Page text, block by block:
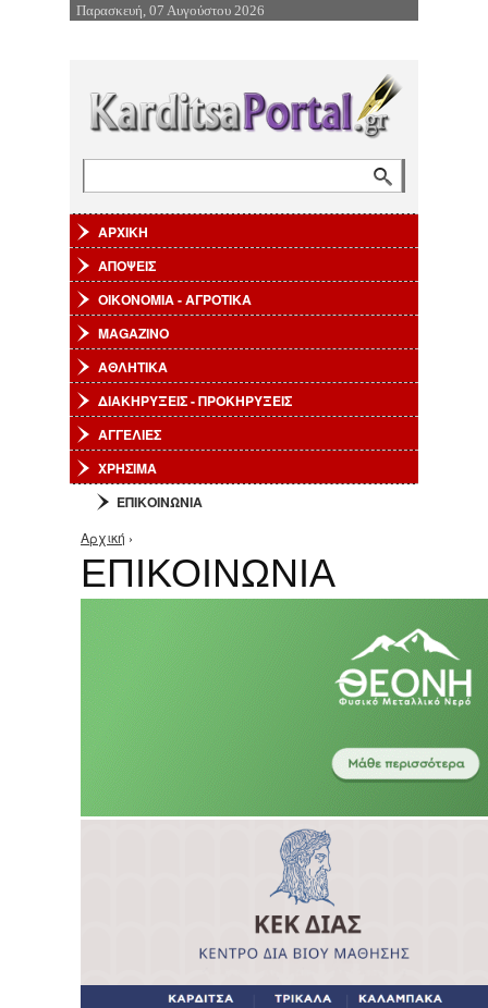
Επιστροφή στην Πλοήγηση
Παρασκευή, 07 Αυγούστου 2026
ΑΡΧΙΚΗ
ΑΠΟΨΕΙΣ
ΟΙΚΟΝΟΜΙΑ - ΑΓΡΟΤΙΚΑ
MAGAZINO
ΑΘΛΗΤΙΚΑ
ΔΙΑΚΗΡΥΞΕΙΣ - ΠΡΟΚΗΡΥΞΕΙΣ
ΑΓΓΕΛΙΕΣ
ΧΡΗΣΙΜΑ
ΕΠΙΚΟΙΝΩΝΙΑ
Είστε εδώ
Αρχική ›
ΕΠΙΚΟΙΝΩΝΙΑ